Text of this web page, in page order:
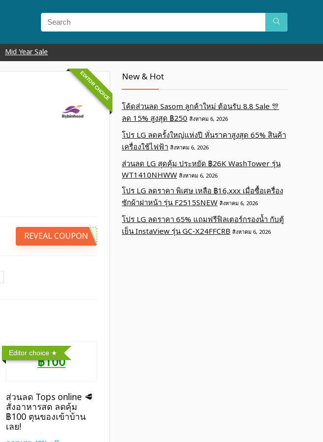
Mid Year Sale
EDITOR CHOICE
REVEAL COUPON
Editor choice
฿100
ส่วนลด Tops online 🥩
สั่งอาหารสด ลดคุ้ม
฿100 ตุนของเข้าบ้าน
เลย!
New & Hot
โค้ดส่วนลด Sasom ลูกค้าใหม่ ต้อนรับ 8.8 Sale 🎊
ลด 15% สูงสุด ฿250 สิงหาคม 6, 2026
โปร LG ลดครั้งใหญ่แห่งปี หั่นราคาสูงสุด 65% สินค้า
เครื่องใช้ไฟฟ้า สิงหาคม 6, 2026
ส่วนลด LG สุดคุ้ม ประหยัด ฿26K WashTower รุ่น
WT1410NHWW สิงหาคม 6, 2026
โปร LG ลดราคา พิเศษ เหลือ ฿16,xxx เมื่อซื้อเครื่อง
ซักผ้าฝาหน้า รุ่น F2515SNEW สิงหาคม 6, 2026
โปร LG ลดราคา 65% แถมฟรีฟิลเตอร์กรองน้ำ กับตู้
เย็น InstaView รุ่น GC-X24FFCRB สิงหาคม 6, 2026